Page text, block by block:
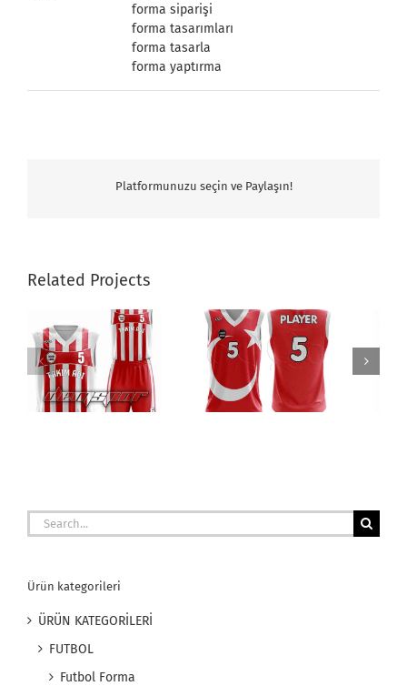
forma siparişi
forma tasarımları
forma tasarla
forma yaptırma
Platformunuzu seçin ve Paylaşın!
Related Projects
Voleybol Forma Futbol Forma
Search
for:
Ürün kategorileri
ÜRÜN KATEGORİLERİ
FUTBOL
Futbol Forma